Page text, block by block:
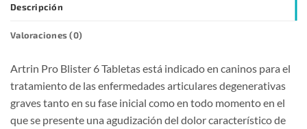
Descripción
Valoraciones (0)
Artrin Pro Blister 6 Tabletas está indicado en caninos para el
tratamiento de las enfermedades articulares degenerativas
graves tanto en su fase inicial como en todo momento en el
que se presente una agudización del dolor característico de